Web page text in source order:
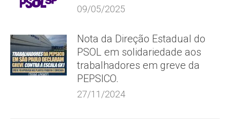
09/05/2025
Nota da Direção Estadual do
PSOL em solidariedade aos
trabalhadores em greve da
PEPSICO.
27/11/2024